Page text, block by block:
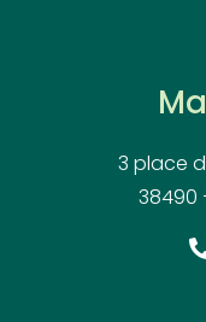
3 place
38490